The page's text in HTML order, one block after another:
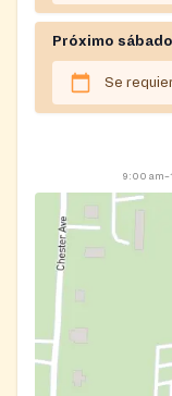
Próximo sábado
Se
9:00